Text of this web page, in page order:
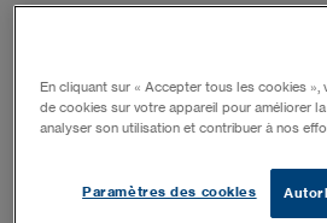
En cliquant sur « Accepter tous les cookies
de cookies sur votre appareil pour améliorer
analyser son utilisation et contribuer à nos
Paramètres des cookies